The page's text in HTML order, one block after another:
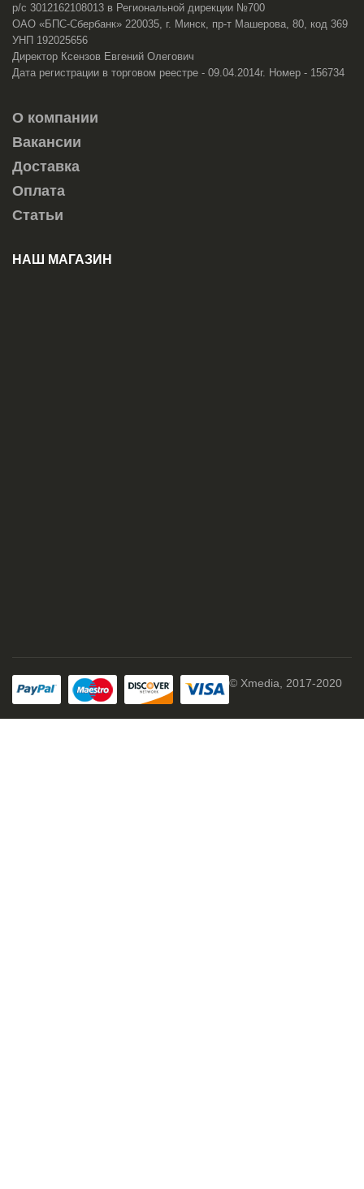
р/с 3012162108013 в Региональной дирекции №700
ОАО «БПС-Сбербанк» 220035, г. Минск, пр-т Машерова, 80, код 369
УНП 192025656
Директор Ксензов Евгений Олегович
Дата регистрации в торговом реестре - 09.04.2014г. Номер - 156734
О компании
Вакансии
Доставка
Оплата
Статьи
НАШ МАГАЗИН
© Xmedia, 2017-2020